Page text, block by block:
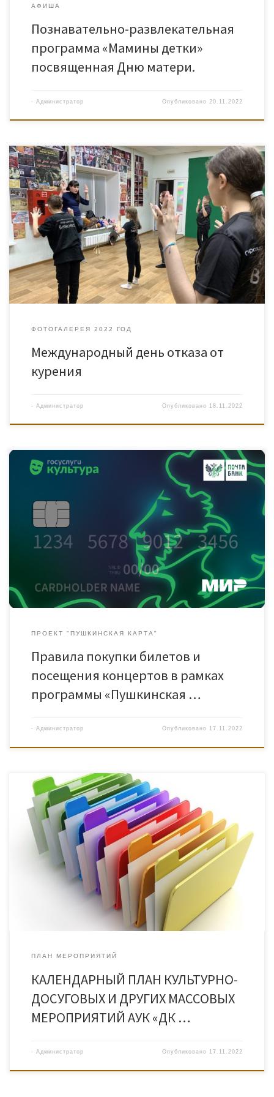
АФИША
Познавательно-развлекательная
программа «Мамины детки»
посвященная Дню матери.
- Администратор Опубликовано 20.11.2022
ФОТОГАЛЕРЕЯ 2022 ГОД
Международный день отказа от
курения
- Администратор Опубликовано 18.11.2022
ПРОЕКТ "ПУШКИНСКАЯ КАРТА"
Правила покупки билетов и
посещения концертов в рамках
программы «Пушкинская …
- Администратор Опубликовано 17.11.2022
КАЛЕНДАРНЫЙ ПЛАН РАБОТЫ НА 2023 ГОД
ПЛАН МЕРОПРИЯТИЙ
КАЛЕНДАРНЫЙ ПЛАН КУЛЬТУРНО-
ДОСУГОВЫХ И ДРУГИХ МАССОВЫХ
МЕРОПРИЯТИЙ АУК «ДК …
- Администратор Опубликовано 17.11.2022